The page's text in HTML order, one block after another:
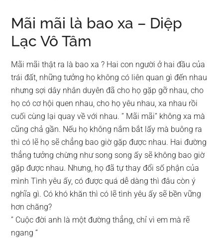
Mãi mãi là bao xa – Diệp
Lạc Vô Tâm
Mãi mãi thật ra là bao xa ? Hai con người ở hai đầu của
trái đất, những tưởng họ không có liên quan gì đến nhau
nhưng sợi dây nhân duyên đã cho họ gặp gỡ nhau, cho
họ có cơ hội quen nhau, cho họ yêu nhau, xa nhau rồi
cuối cùng lại quay về với nhau. ” Mãi mãi” không xa mà
cũng chả gần. Nếu họ không nắm bắt lấy mà buông ra
thì có lẽ họ sẽ chẳng bao giờ gặp được nhau. Hai đường
thẳng tưởng chừng như song song ấy sẽ không bao giờ
gặp được nhau. Nhưng, họ đã tự thay đổi số phận của
mình Tình yêu ấy, có được quá dễ dàng thì đâu còn ý
nghĩa gì. Có khó khăn thì có lẽ tình yêu ấy sẽ bền vững
hơn chăng?
” Cuộc đời anh là một đường thẳng, chỉ vì em mà rẽ
ngang “